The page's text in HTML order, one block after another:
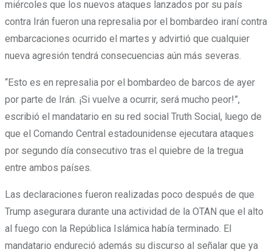
miércoles que los nuevos ataques lanzados por su país
contra Irán fueron una represalia por el bombardeo iraní contra
embarcaciones ocurrido el martes y advirtió que cualquier
nueva agresión tendrá consecuencias aún más severas.
“Esto es en represalia por el bombardeo de barcos de ayer
por parte de Irán. ¡Si vuelve a ocurrir, será mucho peor!”,
escribió el mandatario en su red social Truth Social, luego de
que el Comando Central estadounidense ejecutara ataques
por segundo día consecutivo tras el quiebre de la tregua
entre ambos países.
Las declaraciones fueron realizadas poco después de que
Trump asegurara durante una actividad de la OTAN que el alto
al fuego con la República Islámica había terminado. El
mandatario endureció además su discurso al señalar que ya